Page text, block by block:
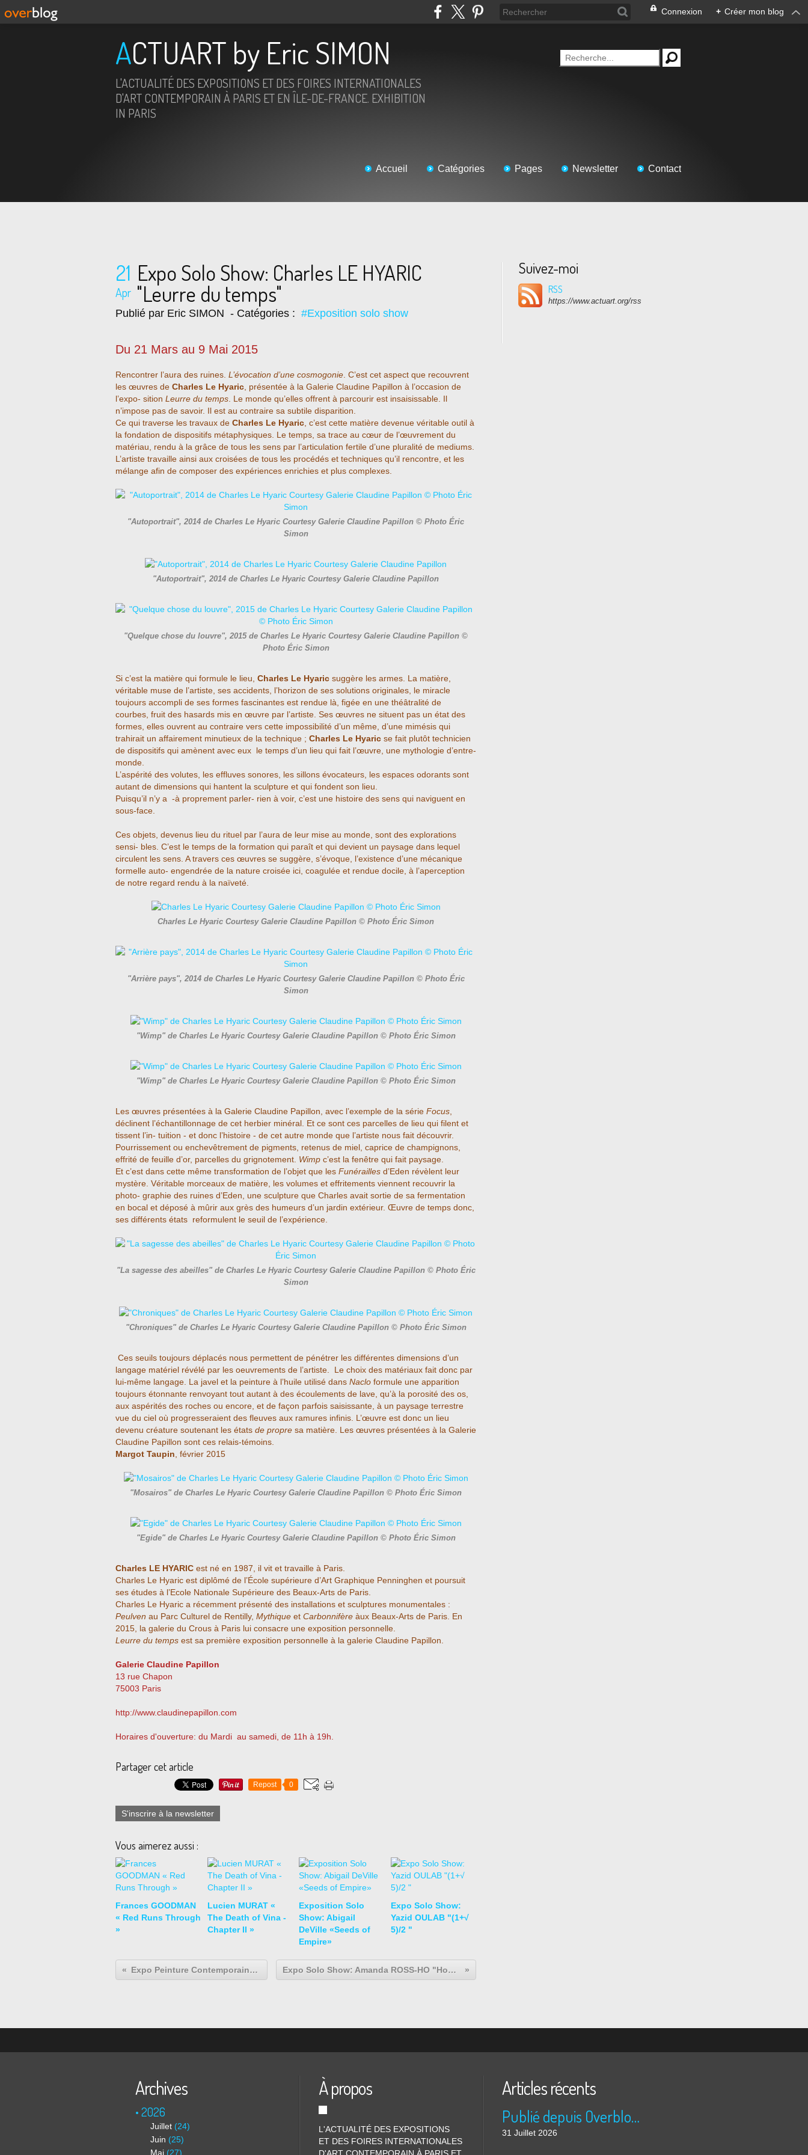
Connexion + Créer mon blog
ACTUART by Eric SIMON
L'ACTUALITÉ DES EXPOSITIONS ET DES FOIRES INTERNATIONALES
D'ART CONTEMPORAIN À PARIS ET EN ÎLE-DE-FRANCE. EXHIBITION
IN PARIS
Accueil Catégories Pages Newsletter Contact
21
Apr
Expo Solo Show: Charles LE HYARIC
"Leurre du temps"
Publié par Eric SIMON - Catégories : #Exposition solo show
Du 21 Mars au 9 Mai 2015
Rencontrer l’aura des ruines. L’évocation d’une cosmogonie . C’est cet aspect que recouvrent
les œuvres de Charles Le Hyaric , présentée à la Galerie Claudine Papillon à l’occasion de
l’expo- sition Leurre du temps . Le monde qu’elles offrent à parcourir est insaisissable. Il
n’impose pas de savoir. Il est au contraire sa subtile disparition.
Ce qui traverse les travaux de Charles Le Hyaric , c’est cette matière devenue véritable outil à
la fondation de dispositifs métaphysiques. Le temps, sa trace au cœur de l’œuvrement du
matériau, rendu à la grâce de tous les sens par l’articulation fertile d’une pluralité de mediums.
L’artiste travaille ainsi aux croisées de tous les procédés et techniques qu’il rencontre, et les
mélange afin de composer des expériences enrichies et plus complexes.
"Autoportrait", 2014 de Charles Le Hyaric Courtesy Galerie Claudine Papillon © Photo Éric
Simon
"Autoportrait", 2014 de Charles Le Hyaric Courtesy Galerie Claudine Papillon
"Quelque chose du louvre", 2015 de Charles Le Hyaric Courtesy Galerie Claudine Papillon ©
Photo Éric Simon
Si c’est la matière qui formule le lieu, Charles Le Hyaric suggère les armes. La matière,
véritable muse de l’artiste, ses accidents, l’horizon de ses solutions originales, le miracle
toujours accompli de ses formes fascinantes est rendue là, figée en une théâtralité de
courbes, fruit des hasards mis en œuvre par l’artiste. Ses œuvres ne situent pas un état des
formes, elles ouvrent au contraire vers cette impossibilité d’un même, d’une mimésis qui
trahirait un affairement minutieux de la technique ; Charles Le Hyaric se fait plutôt technicien
de dispositifs qui amènent avec eux le temps d’un lieu qui fait l’œuvre, une mythologie d’entre-
monde.
L’aspérité des volutes, les effluves sonores, les sillons évocateurs, les espaces odorants sont
autant de dimensions qui hantent la sculpture et qui fondent son lieu.
Puisqu’il n’y a -à proprement parler- rien à voir, c’est une histoire des sens qui naviguent en
sous-face.
Ces objets, devenus lieu du rituel par l’aura de leur mise au monde, sont des explorations
sensi- bles. C’est le temps de la formation qui paraît et qui devient un paysage dans lequel
circulent les sens. A travers ces œuvres se suggère, s’évoque, l’existence d’une mécanique
formelle auto- engendrée de la nature croisée ici, coagulée et rendue docile, à l’aperception
de notre regard rendu à la naïveté.
Charles Le Hyaric Courtesy Galerie Claudine Papillon © Photo Éric Simon
"Arrière pays", 2014 de Charles Le Hyaric Courtesy Galerie Claudine Papillon © Photo Éric
Simon
"Wimp" de Charles Le Hyaric Courtesy Galerie Claudine Papillon © Photo Éric Simon
"Wimp" de Charles Le Hyaric Courtesy Galerie Claudine Papillon © Photo Éric Simon
Les œuvres présentées à la Galerie Claudine Papillon, avec l’exemple de la série Focus
déclinent l’échantillonnage de cet herbier minéral. Et ce sont ces parcelles de lieu qui filent et
tissent l’in- tuition - et donc l’histoire - de cet autre monde que l’artiste nous fait découvrir.
Pourrissement ou enchevêtrement de pigments, retenus de miel, caprice de champignons,
effrité de feuille d’or, parcelles du grignotement. Wimp c’est la fenêtre qui fait paysage.
Et c’est dans cette même transformation de l’objet que les Funérailles d’Eden révèlent leur
mystère. Véritable morceaux de matière, les volumes et effritements viennent recouvrir la
photo- graphie des ruines d’Eden, une sculpture que Charles avait sortie de sa fermentation
en bocal et déposé à mûrir aux grès des humeurs d’un jardin extérieur. Œuvre de temps donc,
ses différents états reformulent le seuil de l’expérience.
"La sagesse des abeilles" de Charles Le Hyaric Courtesy Galerie Claudine Papillon © Photo Éric
Simon
"Chroniques" de Charles Le Hyaric Courtesy Galerie Claudine Papillon © Photo Éric Simon
Ces seuils toujours déplacés nous permettent de pénétrer les différentes dimensions d’un
langage matériel révélé par les oeuvrements de l’artiste. Le choix des matériaux fait donc par
lui-même langage. La javel et la peinture à l’huile utilisé dans Naclo formule une apparition
toujours étonnante renvoyant tout autant à des écoulements de lave, qu’à la porosité des os,
aux aspérités des roches ou encore, et de façon parfois saisissante, à un paysage terrestre
vue du ciel où progresseraient des fleuves aux ramures infinis. L’œuvre est donc un lieu
devenu créature soutenant les états de propre sa matière. Les œuvres présentées à la Galerie
Claudine Papillon sont ces relais-témoins.
Margot Taupin , février 2015
"Mosairos" de Charles Le Hyaric Courtesy Galerie Claudine Papillon © Photo Éric Simon
"Egide" de Charles Le Hyaric Courtesy Galerie Claudine Papillon © Photo Éric Simon
Charles LE HYARIC est né en 1987, il vit et travaille à Paris.
Charles Le Hyaric est diplômé de l’École supérieure d’Art Graphique Penninghen et poursuit
ses études à l’Ecole Nationale Supérieure des Beaux-Arts de Paris.
Charles Le Hyaric a récemment présenté des installations et sculptures monumentales :
Peulven au Parc Culturel de Rentilly, Mythique et Carbonnifère àux Beaux-Arts de Paris. En
2015, la galerie du Crous à Paris lui consacre une exposition personnelle.
Leurre du temps est sa première exposition personnelle à la galerie Claudine Papillon.
Galerie Claudine Papillon
13 rue Chapon
75003 Paris
http://www.claudinepapillon.com
Horaires d'ouverture: du Mardi au samedi, de 11h à 19h.
Partager cet article
Repost 0
S'inscrire à la newsletter
Vous aimerez aussi :
Frances GOODMAN
« Red Runs Through
»
Lucien MURAT «
The Death of Vina -
Chapter II »
Exposition Solo
Show: Abigail
DeVille «Seeds of
Empire»
Expo Solo Show:
Yazid OULAB "(1+√
5)/2 "
Expo Peinture Contemporaine: Damien Cabanes Expo Solo Show: Amanda ROSS-HO "How to Remove Dark Spots"
Suivez-moi
RSS
https://www.actuart.org/rss
Archives
2026
Juillet (24)
Juin (25)
Mai (27)
À propos
L'ACTUALITÉ DES EXPOSITIONS
ET DES FOIRES INTERNATIONALES
Articles récents
Publié depuis Overblog et Facebook
31 Juillet 2026